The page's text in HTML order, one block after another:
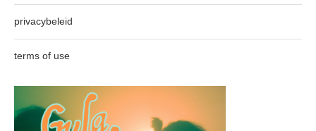
privacybeleid
terms of use